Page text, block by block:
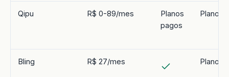
Qipu R$ 0-89/mes
Planos
pagos
Planos
Bling R$ 27/mes Planos